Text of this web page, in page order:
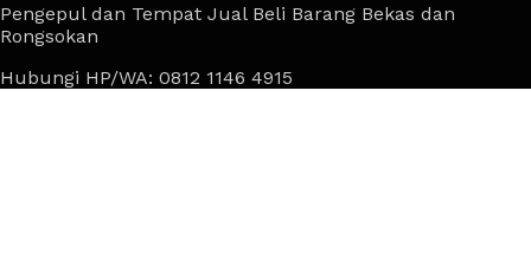
Pengepul dan Tempat Jual Beli Barang Bekas dan
Rongsokan
Hubungi HP/WA: 0812 1146 4915